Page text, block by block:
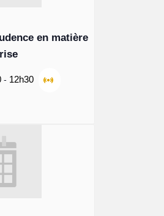
en matière
- 12h30